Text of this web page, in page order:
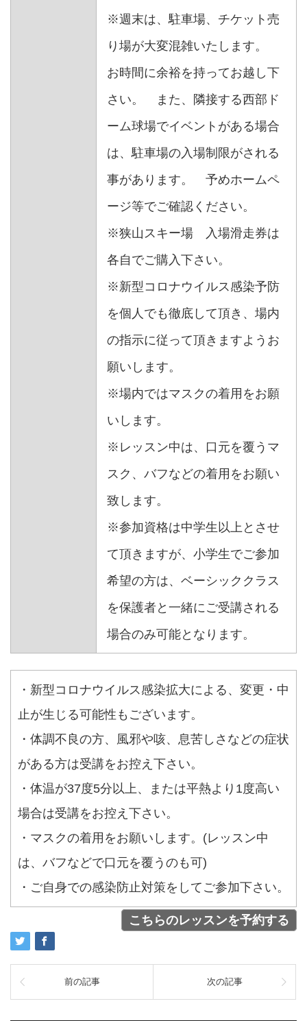
※週末は、駐車場、チケット売
り場が大変混雑いたします。
お時間に余裕を持ってお越し下
さい。 また、隣接する西部ド
ーム球場でイベントがある場合
は、駐車場の入場制限がされる
事があります。 予めホームペ
ージ等でご確認ください。
※狭山スキー場 入場滑走券は
各自でご購入下さい。
※新型コロナウイルス感染予防
を個人でも徹底して頂き、場内
の指示に従って頂きますようお
願いします。
※場内ではマスクの着用をお願
いします。
※レッスン中は、口元を覆うマ
スク、バフなどの着用をお願い
致します。
※参加資格は中学生以上とさせ
て頂きますが、小学生でご参加
希望の方は、ベーシッククラス
を保護者と一緒にご受講される
場合のみ可能となります。
・新型コロナウイルス感染拡大による、変更・中
止が生じる可能性もございます。
・体調不良の方、風邪や咳、息苦しさなどの症状
がある方は受講をお控え下さい。
・体温が37度5分以上、または平熱より1度高い
場合は受講をお控え下さい。
・マスクの着用をお願いします。(レッスン中
は、バフなどで口元を覆うのも可)
・ご自身での感染防止対策をしてご参加下さい。
こちらのレッスンを予約する
前の記事 次の記事